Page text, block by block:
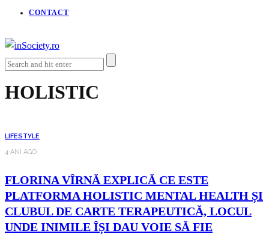
CONTACT
HOLISTIC
LIFESTYLE
4 ANI AGO
FLORINA VÎRNĂ EXPLICĂ CE ESTE
PLATFORMA HOLISTIC MENTAL HEALTH ȘI
CLUBUL DE CARTE TERAPEUTICĂ, LOCUL
UNDE INIMILE ÎȘI DAU VOIE SĂ FIE